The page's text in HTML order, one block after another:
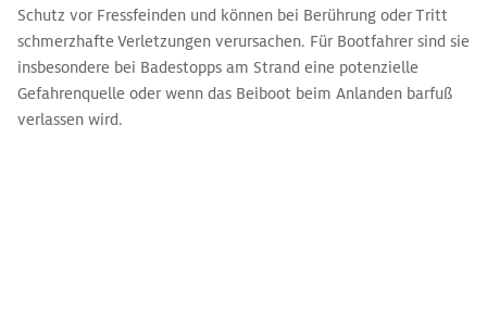
Schutz vor Fressfeinden und können bei Berührung oder Tritt
schmerzhafte Verletzungen verursachen. Für Bootfahrer sind sie
insbesondere bei Badestopps am Strand eine potenzielle
Gefahrenquelle oder wenn das Beiboot beim Anlanden barfuß
verlassen wird.